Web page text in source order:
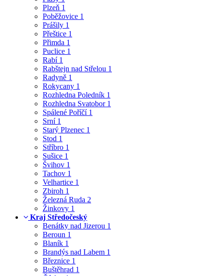
Plzeň 1
Poběžovice 1
Prášily 1
Přeštice 1
Přimda 1
Puclice 1
Rabí 1
Rabštejn nad Střelou 1
Radyně 1
Rokycany 1
Rozhledna Poledník 1
Rozhledna Svatobor 1
Spálené Poříčí 1
Srní 1
Starý Plzenec 1
Stod 1
Stříbro 1
Sušice 1
Švihov 1
Tachov 1
Velhartice 1
Zbiroh 1
Železná Ruda 2
Žinkovy 1
Kraj Středočeský
Benátky nad Jizerou 1
Beroun 1
Blaník 1
Brandýs nad Labem 1
Březnice 1
Buštěhrad 1